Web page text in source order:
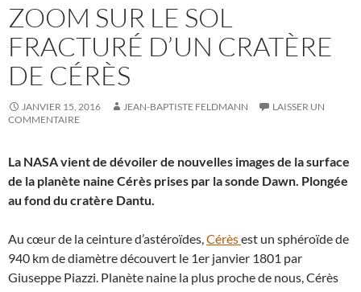
ZOOM SUR LE SOL
FRACTURÉ D’UN CRATÈRE
DE CÉRÈS
JANVIER 15, 2016 JEAN-BAPTISTE FELDMANN
LAISSER UN
COMMENTAIRE
La NASA vient de dévoiler de nouvelles images de la surface
de la planète naine Cérès prises par la sonde Dawn. Plongée
au fond du cratère Dantu.
Au cœur de la ceinture d’astéroïdes,Cérèsest un sphéroïde de
940 km de diamètre découvert le 1er janvier 1801 par
Giuseppe Piazzi. Planète naine la plus proche de nous, Cérès